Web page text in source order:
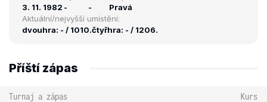
3. 11. 1982 -
-
Pravá
Aktuální/nejvyšší umístění:
dvouhra: - / 1010.čtyřhra: - / 1206.
Příští zápas
Turnaj a zápas Kurs